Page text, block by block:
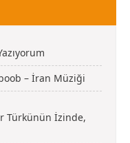
– İran Müziği
Türkünün İzinde,